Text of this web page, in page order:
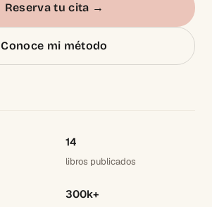
Reserva tu cita →
Conoce mi método
14
libros publicados
300k+